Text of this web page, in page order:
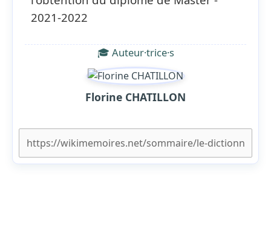
2021-2022
🎓 Auteur·trice·s
Florine CHATILLON